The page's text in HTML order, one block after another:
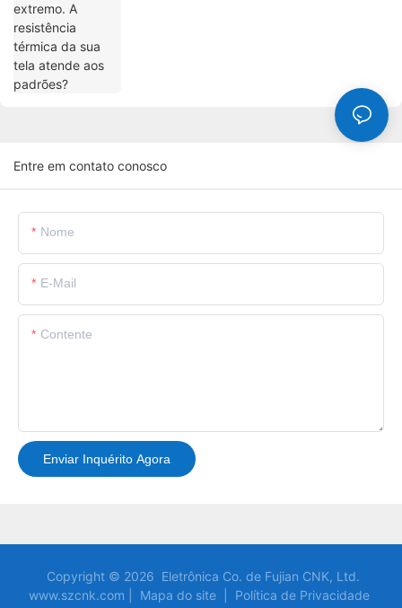
Entre em contato conosco
Nome
E-Mail
Contente
Enviar Inquérito Agora
Copyright © 2026 Eletrônica Co. de Fujian CNK, Ltd.
www.szcnk.com |
Mapa do site Política de Privacidade